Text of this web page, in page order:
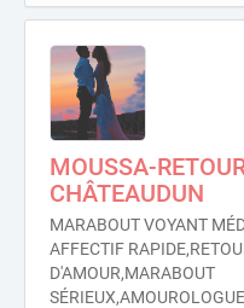
MOUSSA-
CHÂTEAUDUN
MARABOUT VOYANT
AFFECTIF
D'AMOUR,MARABOUT